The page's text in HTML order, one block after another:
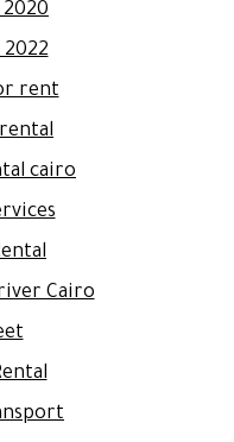
rent
cairo
Cairo